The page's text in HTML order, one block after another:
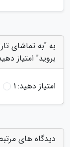
به "به تماشای
بروید" امتیاز
امتیاز دهید:1
دیدگاه های